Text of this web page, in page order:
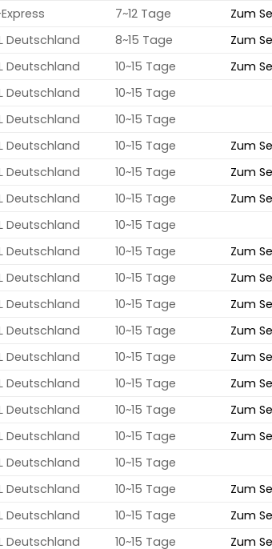
7~12 Tage
Zum
Deutschland 8~15 Tage
Zum
Deutschland 10~15 Tage
Zum
Deutschland
10~15 Tage
Deutschland
10~15 Tage
Deutschland 10~15 Tage
Zum
Deutschland 10~15 Tage
Zum
Deutschland 10~15 Tage
Zum
Deutschland
10~15 Tage
Deutschland 10~15 Tage
Zum
Deutschland 10~15 Tage
Zum
Deutschland 10~15 Tage
Zum
Deutschland 10~15 Tage
Zum
Deutschland 10~15 Tage
Zum
Deutschland 10~15 Tage
Zum
Deutschland 10~15 Tage
Zum
Deutschland 10~15 Tage
Zum
Deutschland
10~15 Tage
Deutschland 10~15 Tage
Zum
Deutschland 10~15 Tage
Zum
Deutschland 10~15 Tage
Zum